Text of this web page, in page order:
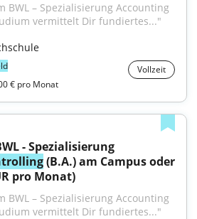
BWL – Spezialisierung Accounting
vermittelt Dir fundiertes..."
Vollzeit
€ pro Monat
- Spezialisierung
(B.A.) am Campus oder
pro Monat)
BWL – Spezialisierung Accounting
vermittelt Dir fundiertes..."